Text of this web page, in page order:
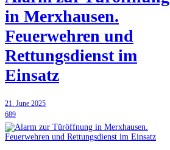
in Merxhausen.
Feuerwehren und
Rettungsdienst im
Einsatz
21. June 2025
689